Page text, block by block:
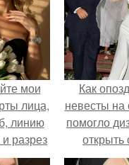
мои
лица,
линию
разрез
Как
невесты на
помогло
открыть